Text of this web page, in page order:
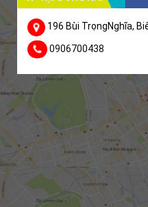
196 Bùi TrọngNghĩa,
0906700438